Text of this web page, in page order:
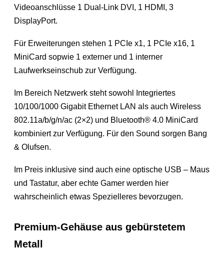
Videoanschlüsse 1 Dual-Link DVI, 1 HDMI, 3
DisplayPort.
Für Erweiterungen stehen 1 PCIe x1, 1 PCIe x16, 1
MiniCard sopwie 1 externer und 1 interner
Laufwerkseinschub zur Verfügung.
Im Bereich Netzwerk steht sowohl Integriertes
10/100/1000 Gigabit Ethernet LAN als auch Wireless
802.11a/b/g/n/ac (2×2) und Bluetooth® 4.0 MiniCard
kombiniert zur Verfügung. Für den Sound sorgen Bang
& Olufsen.
Im Preis inklusive sind auch eine optische USB – Maus
und Tastatur, aber echte Gamer werden hier
wahrscheinlich etwas Spezielleres bevorzugen.
Premium-Gehäuse aus gebürstetem
Metall